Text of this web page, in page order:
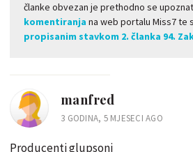
članke obvezan je prethodno se
komentiranja na web portalu Miss7 te
propisanim stavkom 2. članka 94.
manfred
3 GODINA, 5 MJESECI AGO
Producenti glupsoni